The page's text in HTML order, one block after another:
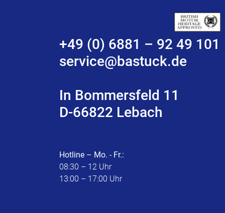
+49 (0) 6881 – 92 49 101
service@bastuck.de
In Bommersfeld 11
D-66822 Lebach
Hotline – Mo. - Fr.:
08:30 – 12 Uhr
13:00 – 17:00 Uhr